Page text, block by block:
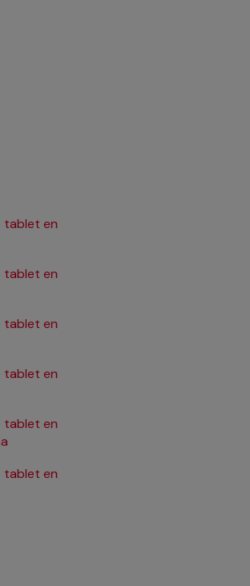
tablet en
tablet en
tablet en
tablet en
tablet en
tablet en